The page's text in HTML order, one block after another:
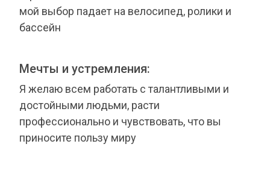
мой выбор падает на велосипед, ролики и
бассейн
Мечты и устремления:
Я желаю всем работать с талантливыми и
достойными людьми, расти
профессионально и чувствовать, что вы
приносите пользу миру